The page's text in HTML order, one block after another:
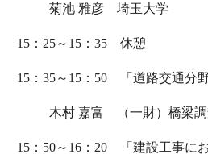
菊池 雅彦 埼玉大学
15：25～15：35 休憩
15：35～15：50 「道路交通分
木村 嘉富 （一財）橋梁調
15：50～16：20 「建設工事に